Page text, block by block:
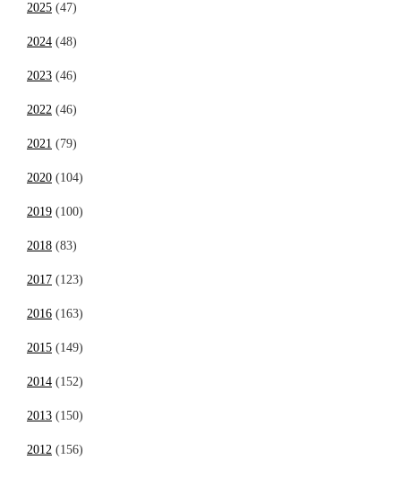
2025 (47)
2024 (48)
2023 (46)
2022 (46)
2021 (79)
2020 (104)
2019 (100)
2018 (83)
2017 (123)
2016 (163)
2015 (149)
2014 (152)
2013 (150)
2012 (156)